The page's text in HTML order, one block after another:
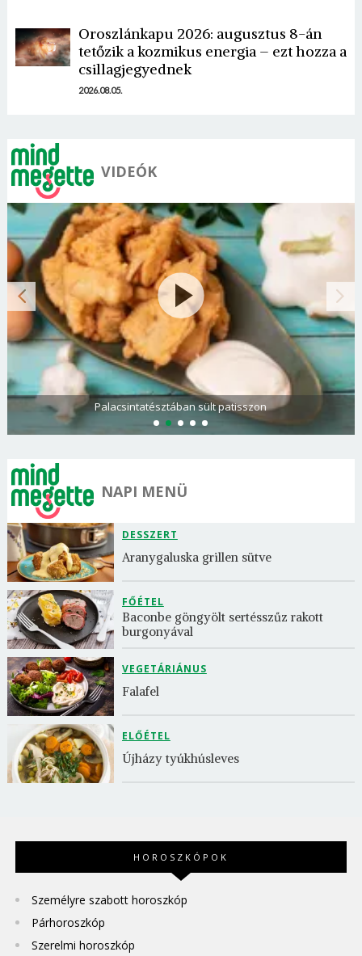
Oroszlánkapu 2026: augusztus 8-án
tetőzik a kozmikus energia – ezt hozza a
csillagjegyednek
2026.08.05.
VIDEÓK
Paradicsomos rakott krumpli darált hússal
NAPI MENÜ
DESSZERT
Aranygaluska grillen sütve
FŐÉTEL
Baconbe göngyölt sertésszűz rakott
burgonyával
VEGETÁRIÁNUS
Falafel
ELŐÉTEL
Újházy tyúkhúsleves
HOROSZKÓPOK
Személyre szabott horoszkóp
Párhoroszkóp
Szerelmi horoszkóp